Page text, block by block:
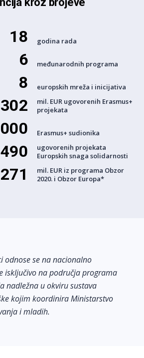
18 godina rada
6 međunarodnih programa
8 europskih mreža i inicijativa
mil. EUR ugovorenih Erasmus+
projekata
Erasmus+ sudionika
ugovorenih projekata
Europskih snaga solidarnosti
mil. EUR iz programa Obzor
2020. i Obzor Europa*
odnose se na nacionalno
isključivo na područja programa
nadležna u okviru sustava
kojim koordinira Ministarstvo
i mladih.